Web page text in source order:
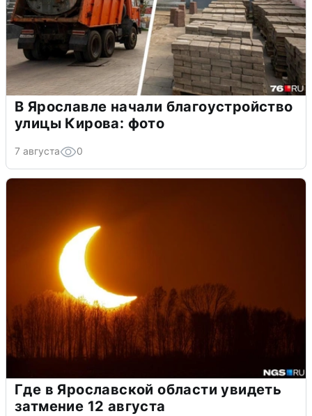
В Ярославле начали благоустройство
улицы Кирова: фото
7 августа 0
Где в Ярославской области увидеть
затмение 12 августа